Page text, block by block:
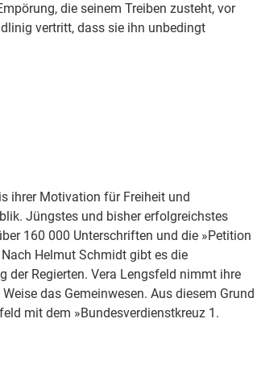
die seinem Treiben zusteht, vor
vertritt, dass sie ihn unbedingt
ihrer Motivation für Freiheit und
Jüngstes und bisher erfolgreichstes
160 000 Unterschriften und die »Petition
Helmut Schmidt gibt es die
der Regierten. Vera Lengsfeld nimmt ihre
das Gemeinwesen. Aus diesem Grund
mit dem »Bundesverdienstkreuz 1.